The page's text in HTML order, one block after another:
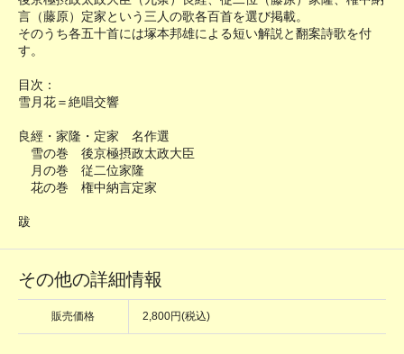
言（藤原）定家という三人の歌各百首を選び掲載。
そのうち各五十首には塚本邦雄による短い解説と翻案詩歌を付
す。
目次：
雪月花＝絶唱交響
良經・家隆・定家 名作選
雪の巻 後京極摂政太政大臣
月の巻 従二位家隆
花の巻 権中納言定家
跋
その他の詳細情報
販売価格 2,800円(税込)